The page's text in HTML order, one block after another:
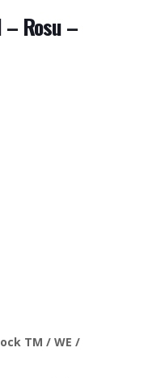
– Rosu –
TM / WE /